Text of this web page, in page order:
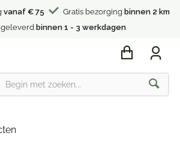
vanaf € 75 Gratis bezorging binnen 2 km
binnen 1 - 3 werkdagen